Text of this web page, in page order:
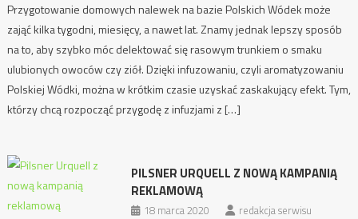
Przygotowanie domowych nalewek na bazie Polskich Wódek może
zająć kilka tygodni, miesięcy, a nawet lat. Znamy jednak lepszy sposób
na to, aby szybko móc delektować się rasowym trunkiem o smaku
ulubionych owoców czy ziół. Dzięki infuzowaniu, czyli aromatyzowaniu
Polskiej Wódki, można w krótkim czasie uzyskać zaskakujący efekt. Tym,
którzy chcą rozpocząć przygodę z infuzjami z […]
PILSNER URQUELL Z NOWĄ KAMPANIĄ
REKLAMOWĄ
18 marca 2020 redakcja serwisu